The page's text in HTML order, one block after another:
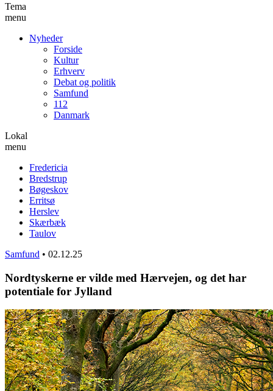
Tema
menu
Nyheder
Forside
Kultur
Erhverv
Debat og politik
Samfund
112
Danmark
Lokal
menu
Fredericia
Bredstrup
Bøgeskov
Erritsø
Herslev
Skærbæk
Taulov
Samfund • 02.12.25
Nordtyskerne er vilde med Hærvejen, og det har
potentiale for Jylland